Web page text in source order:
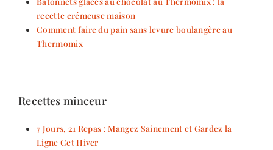
recette crémeuse maison
Comment faire du pain sans levure boulangère au
Thermomix
Recettes minceur
7 Jours, 21 Repas : Mangez Sainement et Gardez la
Ligne Cet Hiver